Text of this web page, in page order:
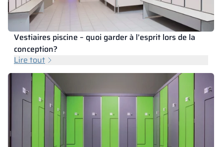
Vestiaires piscine – quoi garder à l’esprit lors de la
conception?
Lire tout